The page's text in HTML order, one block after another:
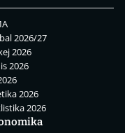
2026/27
2026
2026
2026
2026